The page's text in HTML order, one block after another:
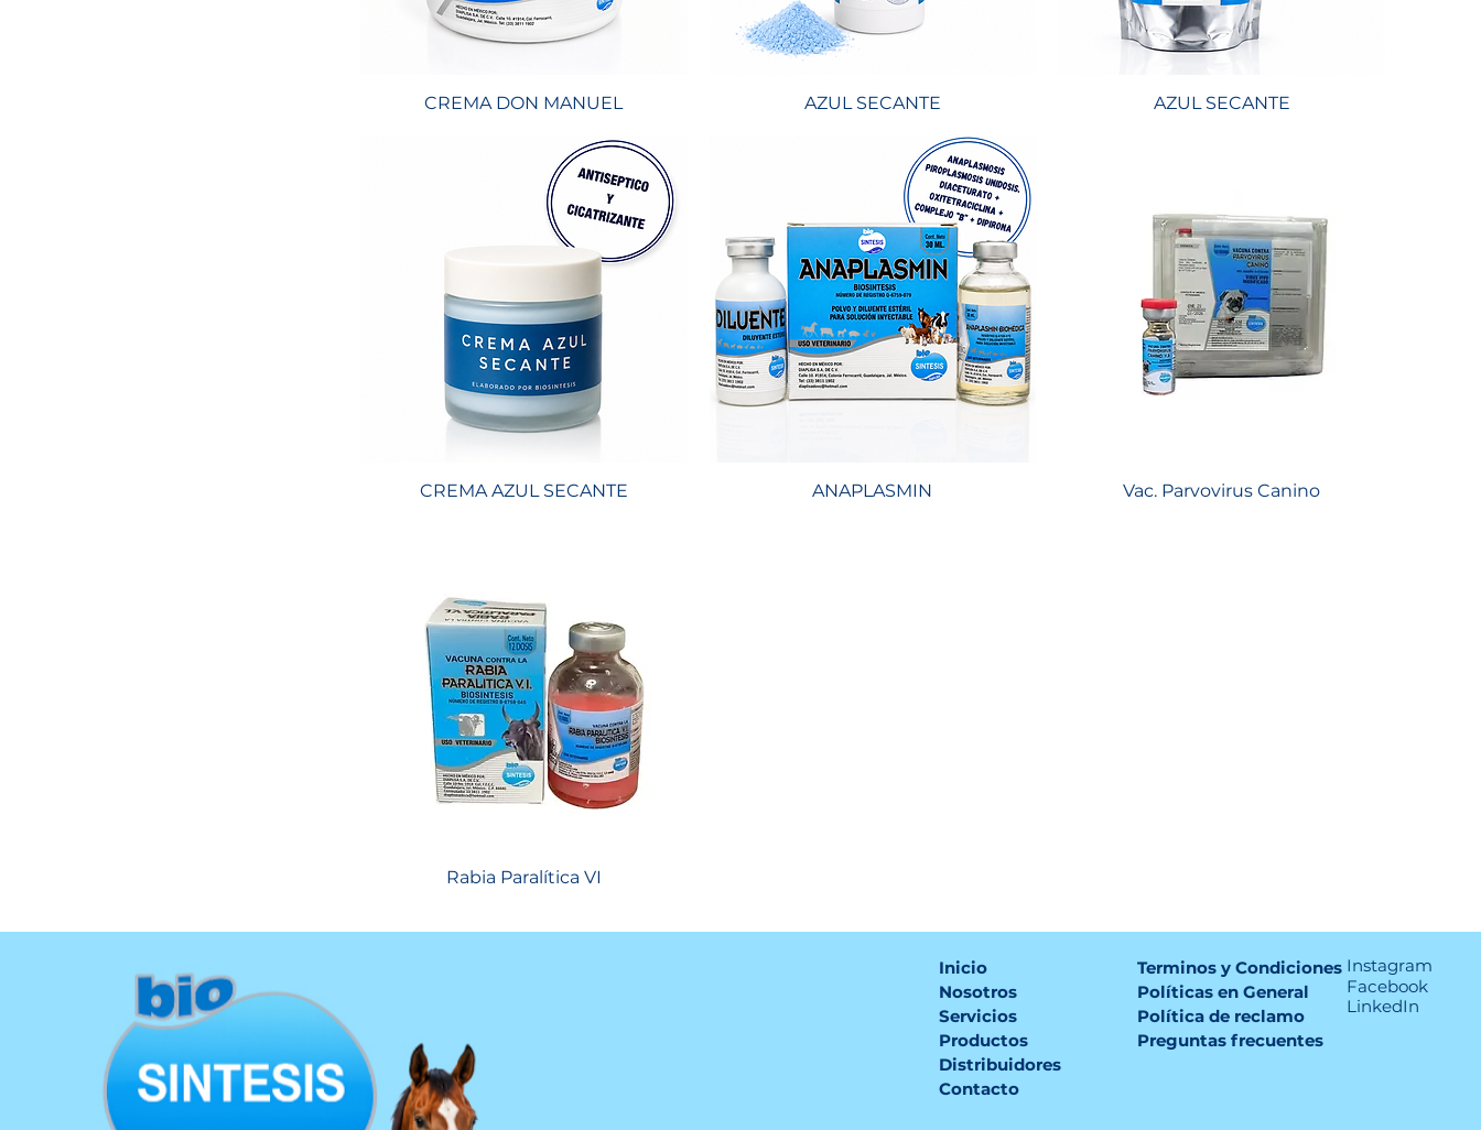
CREMA DON MANUEL AZUL SECANTE AZUL SECANTE
CREMA AZUL SECANTE ANAPLASMIN Vac. Parvovirus Canino
Rabia Paralítica VI
Inicio
Nosotros
Servicios
Productos
Distribuidores
Contacto
Terminos y Condiciones
Políticas en General
Política de reclamo
Preguntas frecuentes
Instagram
Facebook
LinkedIn